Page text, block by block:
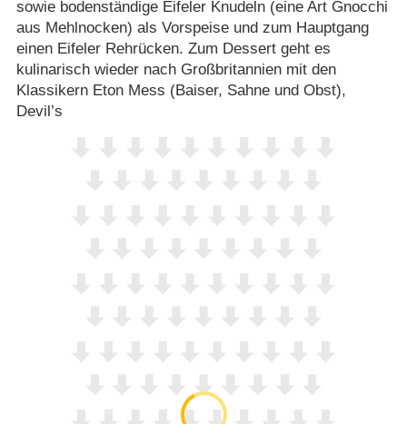
sowie bodenständige Eifeler Knudeln (eine Art Gnocchi
aus Mehlnocken) als Vorspeise und zum Hauptgang
einen Eifeler Rehrücken. Zum Dessert geht es
kulinarisch wieder nach Großbritannien mit den
Klassikern Eton Mess (Baiser, Sahne und Obst),
Devil’s